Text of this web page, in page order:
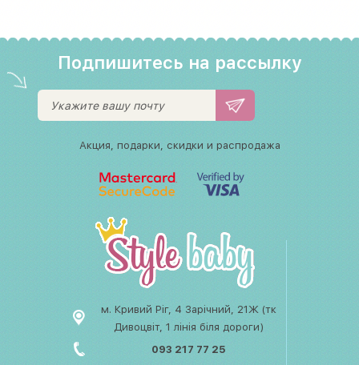
Подпишитесь на рассылку
Акция, подарки, скидки и распродажа
м. Кривий Ріг, 4 Зарічний, 21Ж (тк
Дивоцвіт, 1 лінія біля дороги)
093 217 77 25